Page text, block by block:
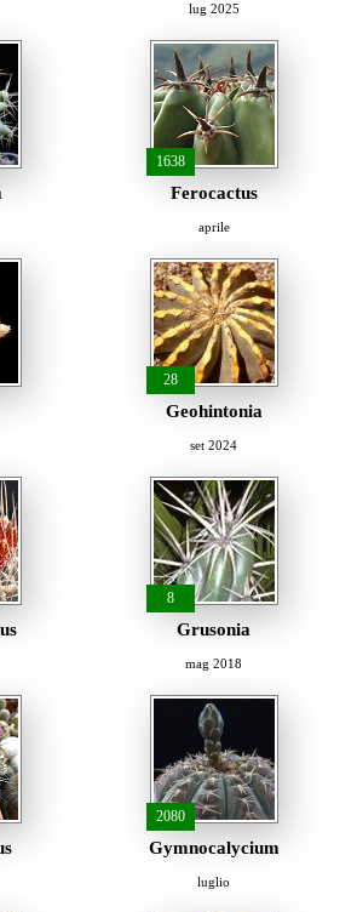
lug 2025
1638
Ferocactus
aprile
28
Geohintonia
set 2024
8
Grusonia
mag 2018
2080
Gymnocalycium
luglio